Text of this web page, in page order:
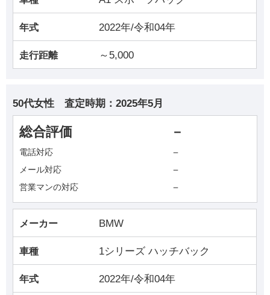
年式 2022年/令和04年
走行距離 ～5,000
50代女性 査定時期： 2025年5月
総合評価 －
電話対応 －
メール対応 －
営業マンの対応 －
メーカー BMW
車種 1シリーズ ハッチバック
年式 2022年/令和04年